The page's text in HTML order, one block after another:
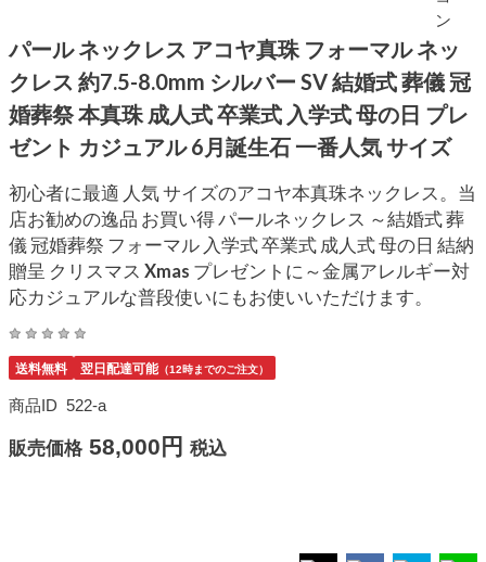
パール ネックレス アコヤ真珠 フォーマル ネッ
クレス 約7.5-8.0mm シルバー SV 結婚式 葬儀 冠
婚葬祭 本真珠 成人式 卒業式 入学式 母の日 プレ
ゼント カジュアル 6月誕生石 一番人気 サイズ
初心者に最適 人気 サイズのアコヤ本真珠ネックレス。当
店お勧めの逸品 お買い得 パールネックレス ～結婚式 葬
儀 冠婚葬祭 フォーマル 入学式 卒業式 成人式 母の日 結納
贈呈 クリスマス Xmas プレゼントに～金属アレルギー対
応カジュアルな普段使いにもお使いいただけます。
送料無料 翌日配達可能（12時までのご注文）
商品ID 522-a
販売価格 58,000円 税込